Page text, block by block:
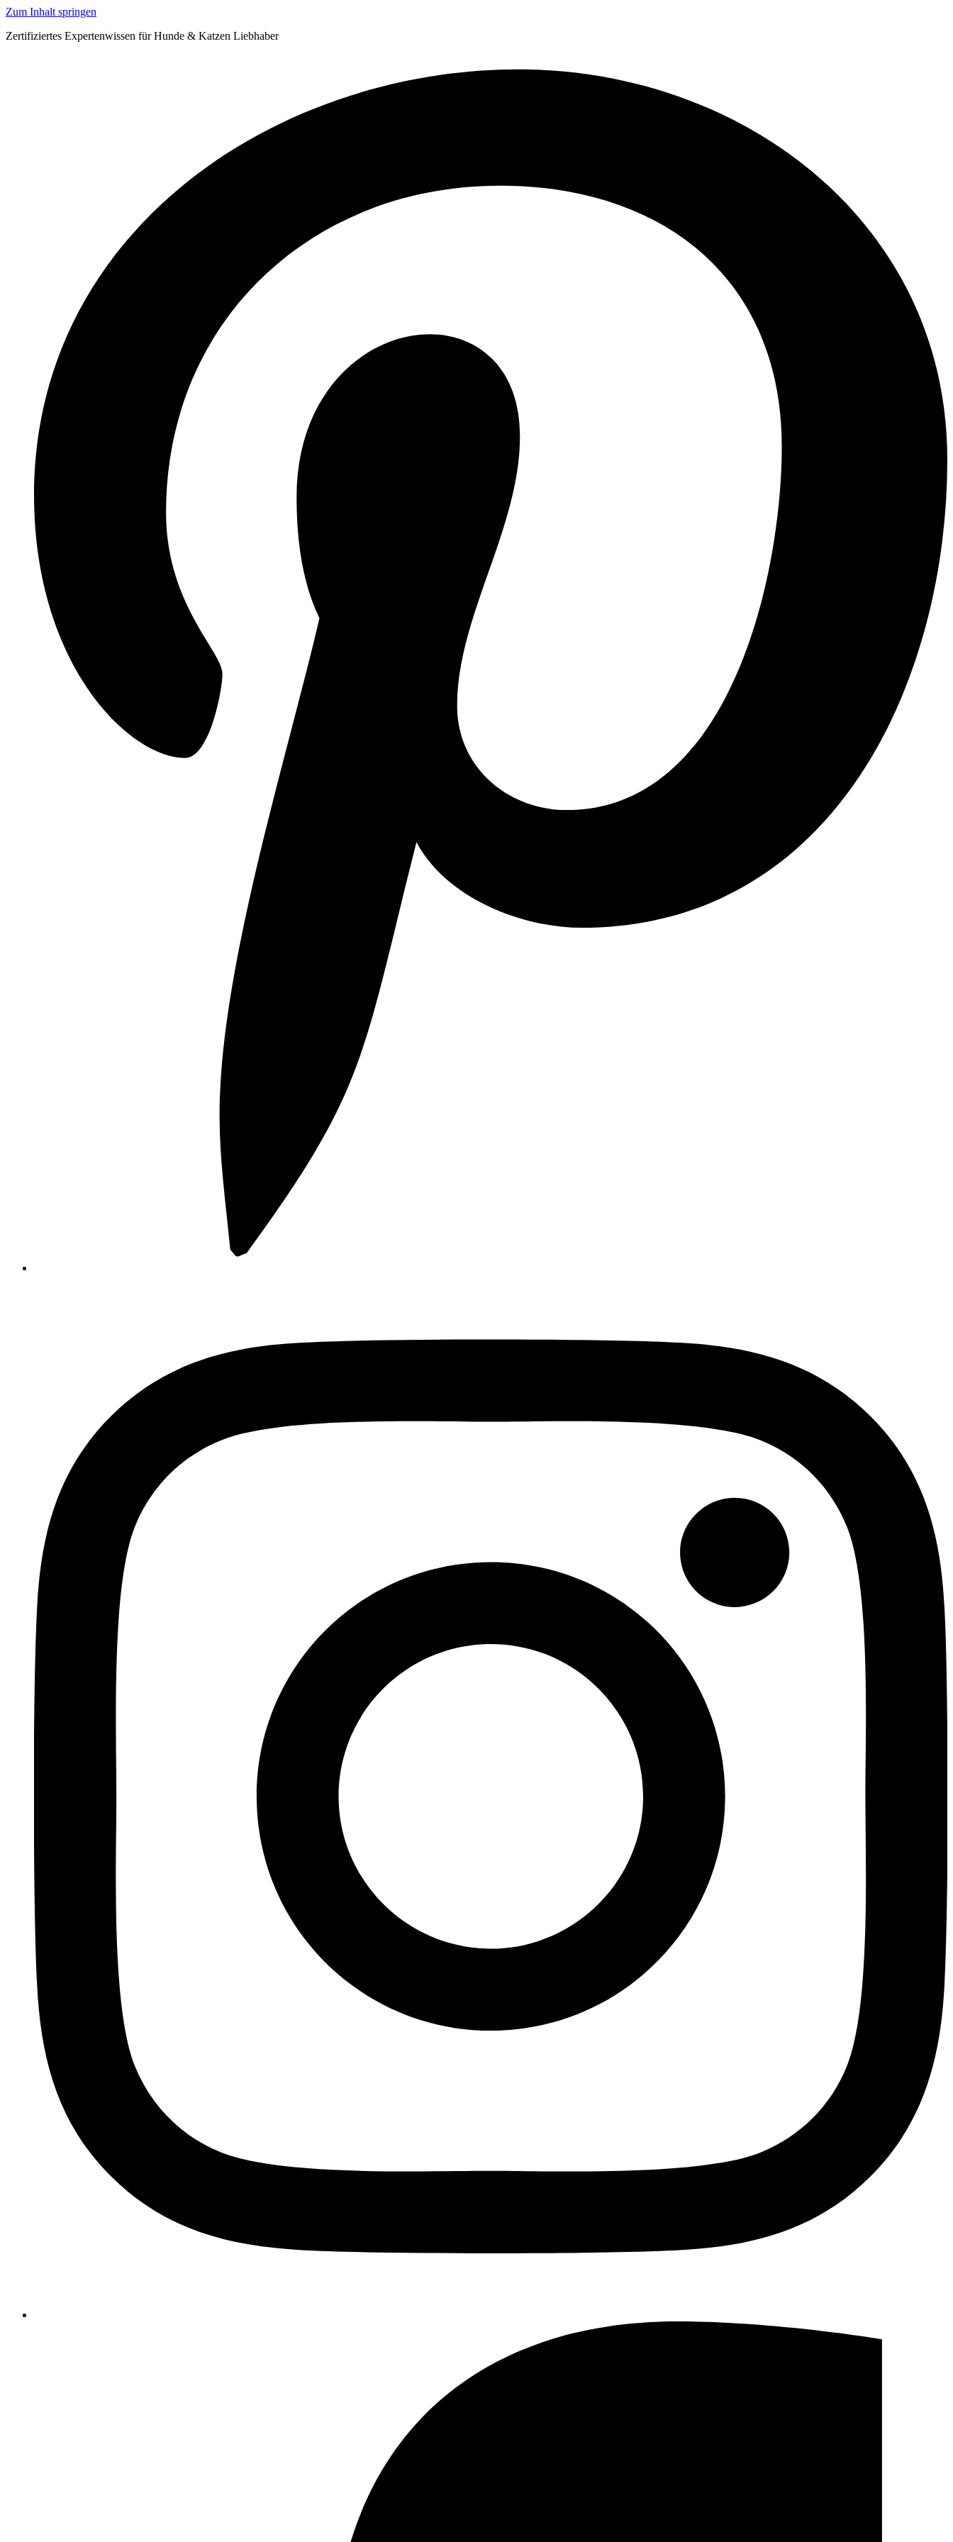
Zum Inhalt springen
Zertifiziertes Expertenwissen für Hunde & Katzen Liebhaber